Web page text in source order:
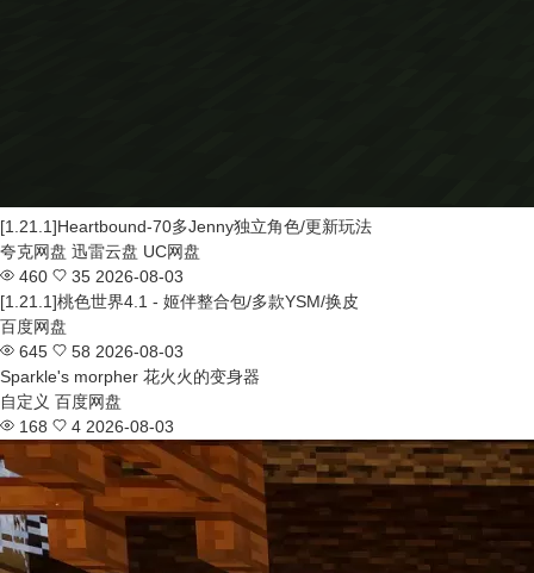
[1.21.1]Heartbound-70多Jenny独立角色/更新玩法
夸克网盘 迅雷云盘 UC网盘
460
35 2026-08-03
[1.21.1]桃色世界4.1 - 姬伴整合包/多款YSM/换皮
百度网盘
645
58 2026-08-03
Sparkle's morpher 花火火的变身器
自定义 百度网盘
168
4 2026-08-03